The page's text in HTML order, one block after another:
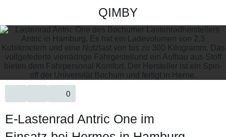
QIMBY
0
E-Lastenrad Antric One im